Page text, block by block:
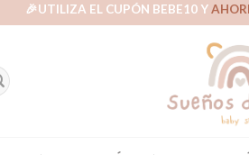
🎉UTILIZA EL CUPÓN BEBE10 Y